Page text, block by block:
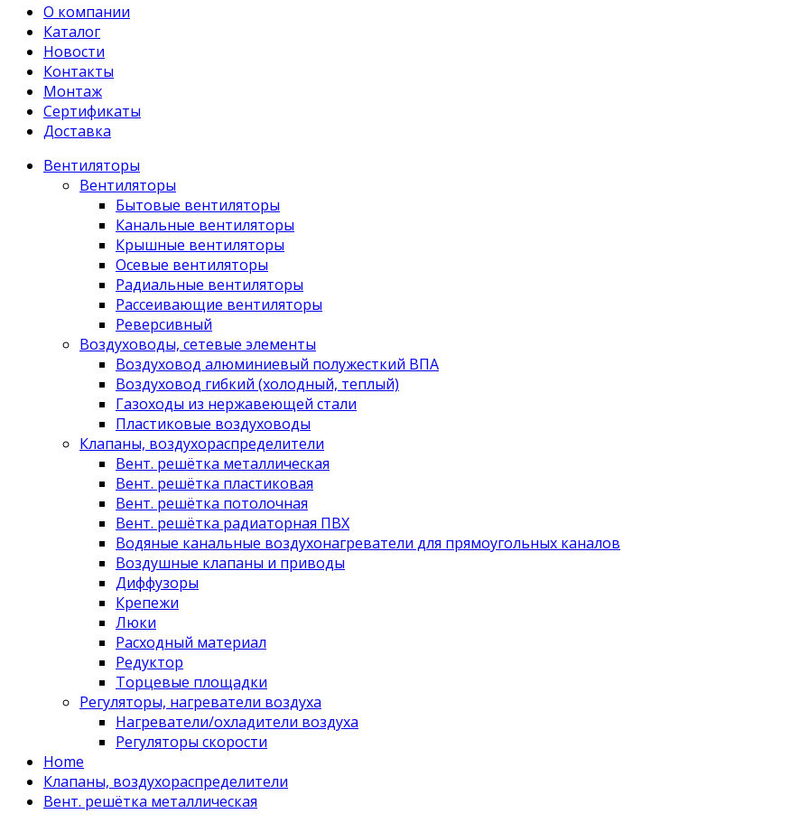
О компании
Каталог
Новости
Контакты
Монтаж
Сертификаты
Доставка
Вентиляторы
Вентиляторы
Бытовые вентиляторы
Канальные вентиляторы
Крышные вентиляторы
Осевые вентиляторы
Радиальные вентиляторы
Рассеивающие вентиляторы
Реверсивный
Воздуховоды, сетевые элементы
Воздуховод алюминиевый полужесткий ВПА
Воздуховод гибкий (холодный, теплый)
Газоходы из нержавеющей стали
Пластиковые воздуховоды
Клапаны, воздухораспределители
Вент. решётка металлическая
Вент. решётка пластиковая
Вент. решётка потолочная
Вент. решётка радиаторная ПВХ
Водяные канальные воздухонагреватели для прямоугольных каналов
Воздушные клапаны и приводы
Диффузоры
Крепежи
Люки
Расходный материал
Редуктор
Торцевые площадки
Регуляторы, нагреватели воздуха
Нагреватели/охладители воздуха
Регуляторы скорости
Home
Клапаны, воздухораспределители
Вент. решётка металлическая